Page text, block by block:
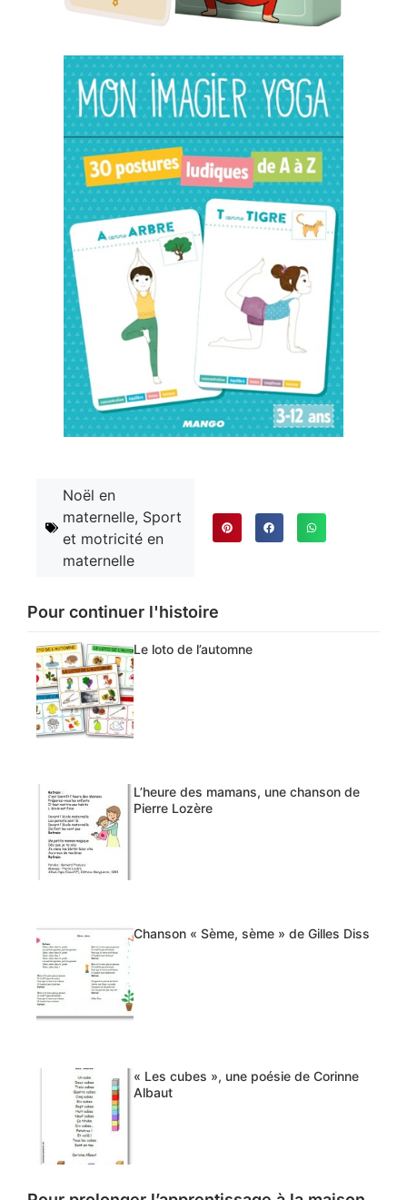
Noël en
maternelle, Sport
et motricité en
maternelle
Pour continuer l'histoire
Le loto de l’automne
L’heure des mamans, une chanson de
Pierre Lozère
Chanson « Sème, sème » de Gilles Diss
« Les cubes », une poésie de Corinne
Albaut